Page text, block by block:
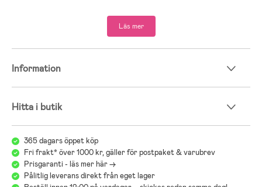
- Rekommenderad ålder: Från 2 till 9 år.
- Aluminium, stål, PU, PP-plast, TPR.
- Använd skyddsutrustning.
Läs mer
Information
Hitta i butik
365 dagars öppet köp
Fri frakt* över 1000 kr, gäller för postpaket & varubrev
Prisgaranti - läs mer här ->
Pålitlig leverans direkt från eget lager